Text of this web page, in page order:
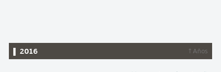
▌ 2016 ↑ Años